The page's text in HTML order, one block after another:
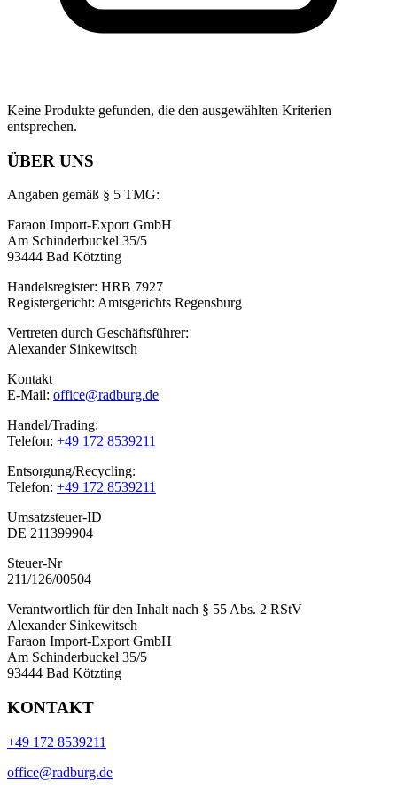
Keine Produkte gefunden, die den ausgewählten Kriterien
entsprechen.
ÜBER UNS
Angaben gemäß § 5 TMG:
Faraon Import-Export GmbH
Am Schinderbuckel 35/5
93444 Bad Kötzting
Handelsregister: HRB 7927
Registergericht: Amtsgerichts Regensburg
Vertreten durch Geschäftsführer:
Alexander Sinkewitsch
Kontakt
E-Mail: office@radburg.de
Handel/Trading:
Telefon: +49 172 8539211
Entsorgung/Recycling:
Telefon: +49 172 8539211
Umsatzsteuer-ID
DE 211399904
Steuer-Nr
211/126/00504
Verantwortlich für den Inhalt nach § 55 Abs. 2 RStV
Alexander Sinkewitsch
Faraon Import-Export GmbH
Am Schinderbuckel 35/5
93444 Bad Kötzting
KONTAKT
+49 172 8539211
office@radburg.de